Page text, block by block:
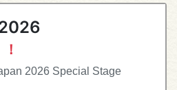
2026 Special Stage